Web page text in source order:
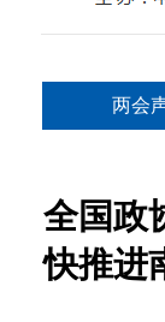
两会
全国政
快推进